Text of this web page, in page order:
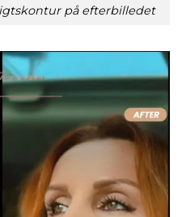
på efterbilledet